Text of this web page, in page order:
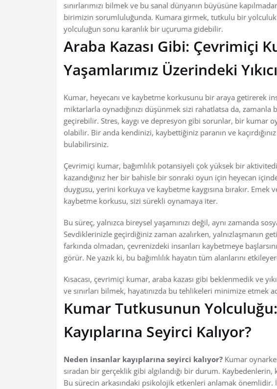
sınırlarımızı bilmek ve bu sanal dünyanın büyüsüne
birimizin sorumluluğunda. Kumara girmek, tutkulu bir
yolculuğun sonu karanlık bir uçuruma gidebilir.
Araba Kazası Gibi: Çevrimiçi
Yaşamlarımız Üzerindeki
Kumar, heyecanı ve kaybetme korkusunu bir araya getirerek
miktarlarla oynadığınızı düşünmek sizi rahatlatsa da,
geçirebilir. Stres, kaygı ve depresyon gibi sorunlar, bir kumar
olabilir. Bir anda kendinizi, kaybettiğiniz paranın ve
bulabilirsiniz.
Çevrimiçi kumar, bağımlılık potansiyeli çok yüksek bir
kazandığınız her bir bahisle bir sonraki oyun için heyecan
duygusu, yerini korkuya ve kaybetme kaygısına bırakır.
kaybetme korkusu, sizi sürekli oynamaya iter.
Bu süreç, yalnızca bireysel yaşamınızı değil, aynı zamanda
Sevdiklerinizle geçirdiğiniz zaman azalırken, yalnızlaşmanın
farkında olmadan, çevrenizdeki insanları kaybetmeye
görür. Ne yazık ki, bu bağımlılık hayatın tüm alanlarını
Kısacası, çevrimiçi kumar, araba kazası gibi beklenmedik ve
ve sınırları bilmek, hayatınızda bu tehlikeleri minimize etmek
Kumar Tutkusunun
Kayıplarına Seyirci Kalıyor?
Neden insanlar kayıplarına seyirci kalıyor? Kumar
sıradan bir gerçeklik gibi algılandığı bir durum.
Bu sürecin arkasındaki psikolojik etkenleri anlamak önemlidir.